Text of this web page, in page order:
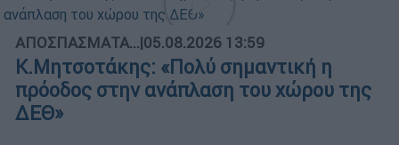
ΑΠΟΣΠΑΣΜΑΤΑ...|05.08.2026 13:59
Κ.Μητσοτάκης: «Πολύ σημαντική η
πρόοδος στην ανάπλαση του χώρου της
ΔΕΘ»